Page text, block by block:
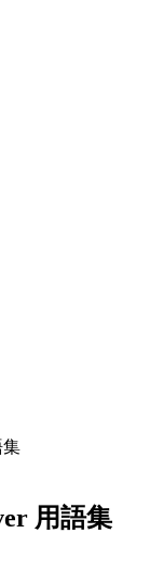
集
用語集